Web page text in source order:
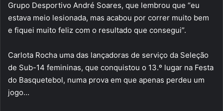
Grupo Desportivo André Soares, que lembrou que “eu
estava meio lesionada, mas acabou por correr muito bem
e fiquei muito feliz com o resultado que consegui”.
Carlota Rocha uma das lançadoras de serviço da Seleção
de Sub-14 femininas, que conquistou o 13.º lugar na Festa
do Basquetebol, numa prova em que apenas perdeu um
jogo…